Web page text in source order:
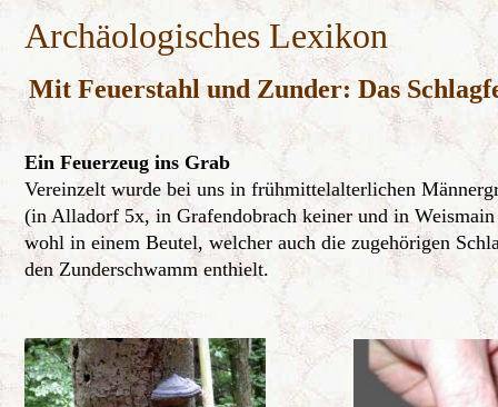
Archäologisches Lexikon
Mit Feuerstahl und Zunder: Das
Ein Feuerzeug ins Grab
Vereinzelt wurde bei uns in frühmittelalterlichen
(in Alladorf 5x, in Grafendobrach keiner und in
wohl in einem Beutel, welcher auch die zugehörigen
den Zunderschwamm enthielt.